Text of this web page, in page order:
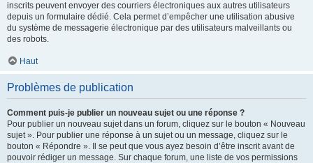
inscrits peuvent envoyer des courriers électroniques aux autres utilisateurs
depuis un formulaire dédié. Cela permet d’empêcher une utilisation abusive
du système de messagerie électronique par des utilisateurs malveillants ou
des robots.
Haut
Problèmes de publication
Comment puis-je publier un nouveau sujet ou une réponse ?
Pour publier un nouveau sujet dans un forum, cliquez sur le bouton « Nouveau
sujet ». Pour publier une réponse à un sujet ou un message, cliquez sur le
bouton « Répondre ». Il se peut que vous ayez besoin d’être inscrit avant de
pouvoir rédiger un message. Sur chaque forum, une liste de vos permissions